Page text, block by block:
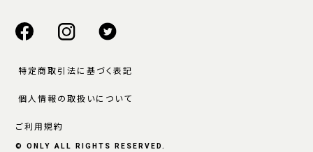
特定商取引法に基づく表記
個人情報の取扱いについて
ご利用規約
© ONLY ALL RIGHTS RESERVED.